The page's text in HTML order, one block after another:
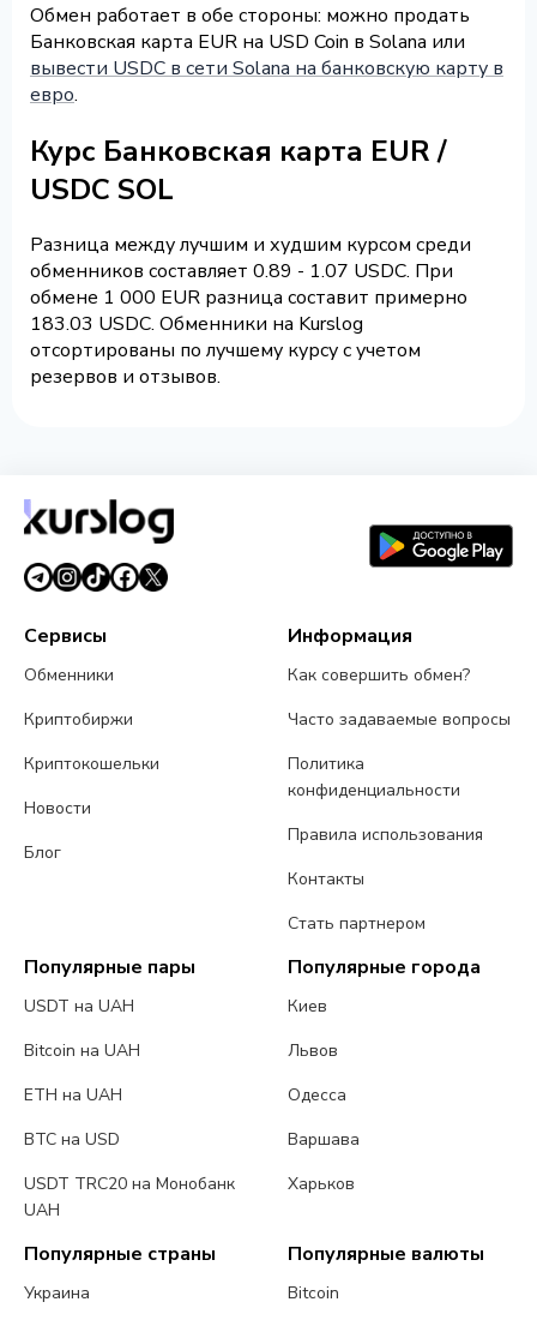
Обмен работает в обе стороны: можно продать
Банковская карта EUR на USD Coin в Solana или
вывести USDC в сети Solana на банковскую карту в
евро.
Курс Банковская карта EUR /
USDC SOL
Разница между лучшим и худшим курсом среди
обменников составляет 0.89 - 1.07 USDC. При
обмене 1 000 EUR разница составит примерно
183.03 USDC. Обменники на Kurslog
отсортированы по лучшему курсу с учетом
резервов и отзывов.
Сервисы
Обменники
Криптобиржи
Криптокошельки
Новости
Блог
Информация
Как совершить обмен?
Часто задаваемые вопросы
Политика
конфиденциальности
Правила использования
Контакты
Стать партнером
Популярные пары
USDT на UAH
Bitcoin на UAH
ETH на UAH
BTC на USD
USDT TRC20 на Монобанк
UAH
Популярные города
Киев
Львов
Одесса
Варшава
Харьков
Популярные страны
Украина
Популярные валюты
Bitcoin